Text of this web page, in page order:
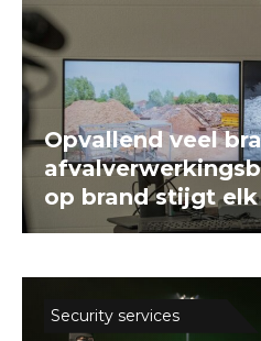
Opvallend veel
op brand stijgt
Security services